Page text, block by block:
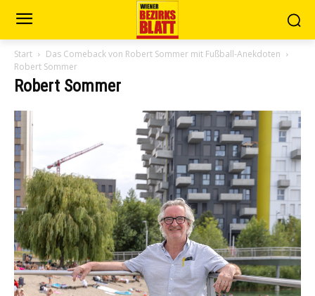
Start
Das Comeback von Robert Sommer mit Fußball-Anekdoten
Robert Sommer
Robert Sommer